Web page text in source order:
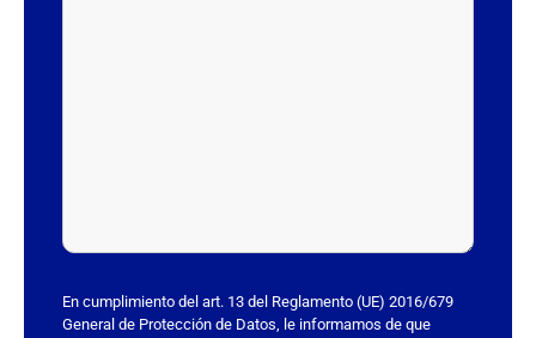
s
t
En cumplimiento del art. 13 del Reglamento (UE) 2016/679
General de Protección de Datos, le informamos de que